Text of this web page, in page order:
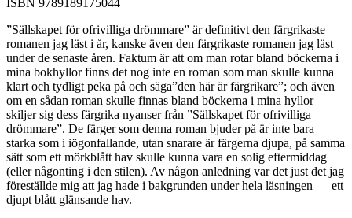
”Sällskapet för ofrivilliga drömmare” är definitivt den färgrikaste
romanen jag läst i år, kanske även den färgrikaste romanen jag läst
under de senaste åren. Faktum är att om man rotar bland böckerna i
mina bokhyllor finns det nog inte en roman som man skulle kunna
klart och tydligt peka på och säga”den här är färgrikare”; och även
om en sådan roman skulle finnas bland böckerna i mina hyllor
skiljer sig dess färgrika nyanser från ”Sällskapet för ofrivilliga
drömmare”. De färger som denna roman bjuder på är inte bara
starka som i iögonfallande, utan snarare är färgerna djupa, på samma
sätt som ett mörkblått hav skulle kunna vara en solig eftermiddag
(eller någonting i den stilen). Av någon anledning var det just det jag
föreställde mig att jag hade i bakgrunden under hela läsningen — ett
djupt blått glänsande hav.